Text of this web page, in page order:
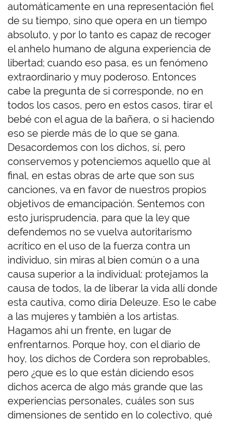
automáticamente en una representación fiel
de su tiempo, sino que opera en un tiempo
absoluto, y por lo tanto es capaz de recoger
el anhelo humano de alguna experiencia de
libertad; cuando eso pasa, es un fenómeno
extraordinario y muy poderoso. Entonces
cabe la pregunta de si corresponde, no en
todos los casos, pero en estos casos, tirar el
bebé con el agua de la bañera, o si haciendo
eso se pierde más de lo que se gana.
Desacordemos con los dichos, sí, pero
conservemos y potenciemos aquello que al
final, en estas obras de arte que son sus
canciones, va en favor de nuestros propios
objetivos de emancipación. Sentemos con
esto jurisprudencia, para que la ley que
defendemos no se vuelva autoritarismo
acrítico en el uso de la fuerza contra un
individuo, sin miras al bien común o a una
causa superior a la individual: protejamos la
causa de todos, la de liberar la vida allí donde
esta cautiva, como diría Deleuze. Eso le cabe
a las mujeres y también a los artistas.
Hagamos ahí un frente, en lugar de
enfrentarnos. Porque hoy, con el diario de
hoy, los dichos de Cordera son reprobables,
pero ¿que es lo que están diciendo esos
dichos acerca de algo más grande que las
experiencias personales, cuáles son sus
dimensiones de sentido en lo colectivo, qué